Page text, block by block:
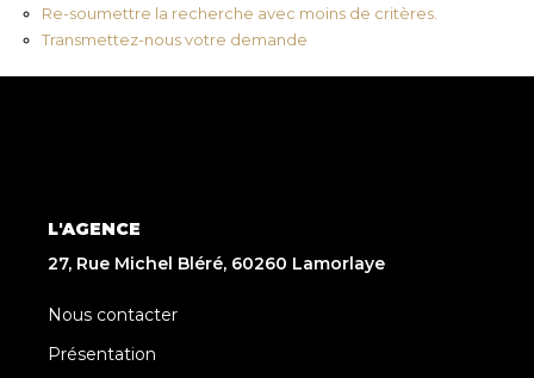
Re-soumettre la recherche avec moins de critères.
Transmettez-nous votre demande
L'AGENCE
27, Rue Michel Bléré, 60260 Lamorlaye
Nous contacter
Présentation